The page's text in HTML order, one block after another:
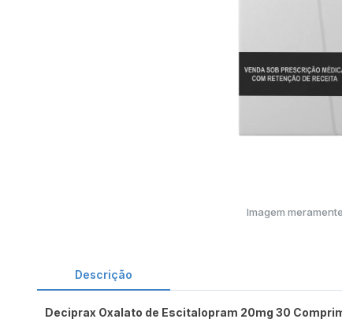
Imagem
Descrição
Deciprax Oxalato de Escitalopram 20mg 30